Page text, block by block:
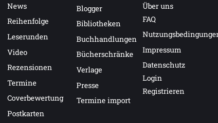
News
Reihenfolge
Leserunden
Video
Rezensionen
Termine
Coverbewertung
Postkarten
Blogger
Bibliotheken
Buchhandlungen
Bücherschränke
Verlage
Presse
Termine import
Über uns
FAQ
Impressum
Datenschutz
Login
Registrieren